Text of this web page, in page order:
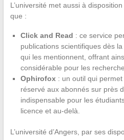
L’université met aussi à
que :
Click and Read : ce service
publications scientifiques dès
qui les mentionnent, offrant
considérable pour les
Ophirofox: un outil qui permet
réservé aux abonnés sur près
indispensable pour les
licence et au-delà.
L’université d’Angers, par ses